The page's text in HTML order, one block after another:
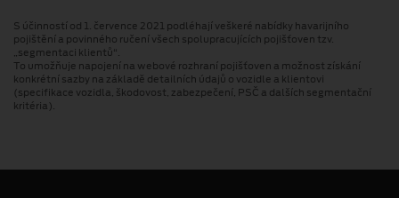
S účinností od 1. července 2021 podléhají veškeré nabídky havarijního
pojištění a povinného ručení všech spolupracujících pojišťoven tzv.
„segmentaci klientů“.
To umožňuje napojení na webové rozhraní pojišťoven a možnost získání
konkrétní sazby na základě detailních údajů o vozidle a klientovi
(specifikace vozidla, škodovost, zabezpečení, PSČ a dalších segmentační
kritéria).